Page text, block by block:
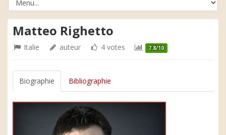
Matteo Righetto
Italie auteur 4 votes 7.8/10
Biographie Bibliographie